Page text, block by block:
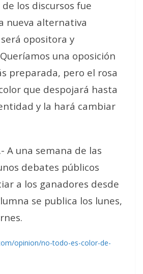
los discursos fue
nueva alternativa
opositora y
una oposición
preparada, pero el rosa
que despojará hasta
y la hará cambiar
A una semana de las
debates públicos
a los ganadores desde
se publica los lunes,
opinion/no-todo-es-color-de-